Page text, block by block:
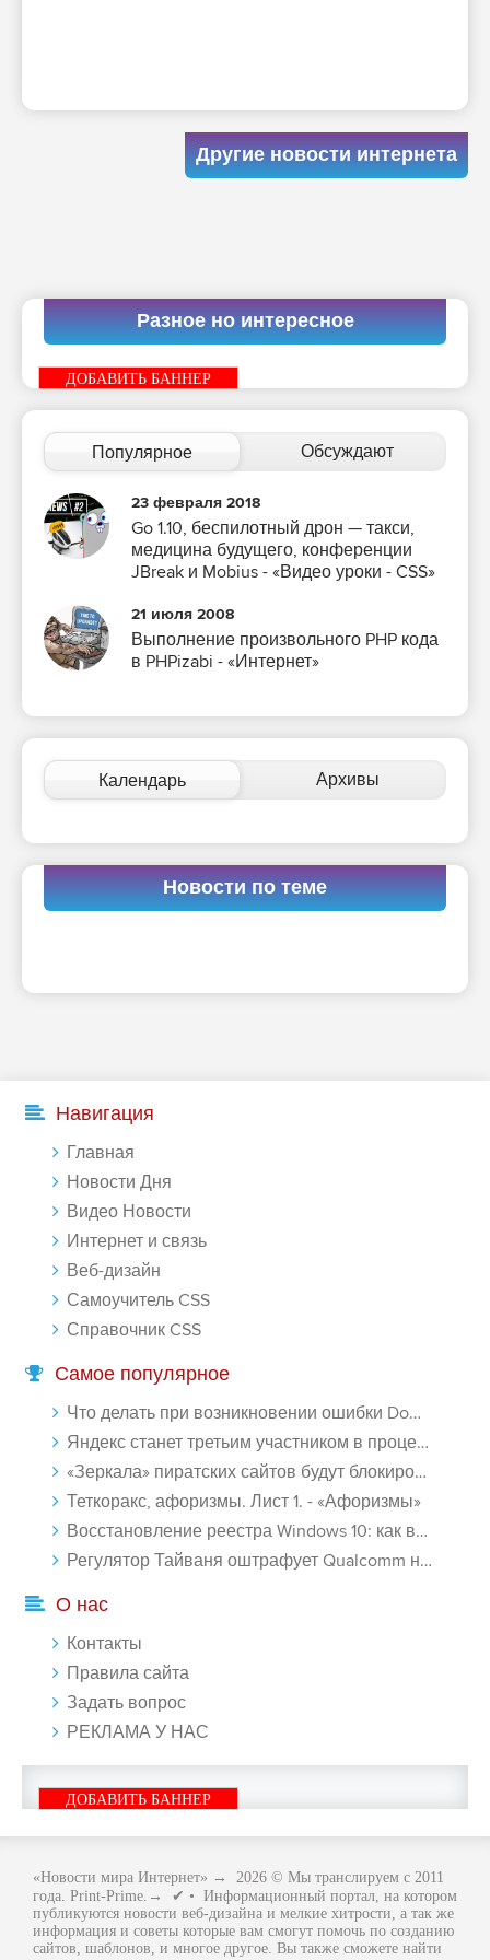
Другие новости интернета
Разное но интересное
ДОБАВИТЬ БАННЕР
Популярное Обсуждают
23 февраля 2018
Go 1.10, беспилотный дрон — такси,
медицина будущего, конференции
JBreak и Mobius - «Видео уроки - CSS»
21 июля 2008
Выполнение произвольного PHP кода
в PHPizabi - «Интернет»
Календарь Архивы
Новости по теме
Навигация
Главная
Новости Дня
Видео Новости
Интернет и связь
Веб-дизайн
Самоучитель CSS
Справочник CSS
Самое популярное
Что делать при возникновении ошибки Download interrupted в Chrome - «Windows»
Яндекс станет третьим участником в процессе ФАС против Google - «Интернет»
«Зеркала» пиратских сайтов будут блокироваться! - «Интернет»
Теткоракс, афоризмы. Лист 1. - «Афоризмы»
Восстановление реестра Windows 10: как восстановить реестр Виндовс 10 - «Windows»
Регулятор Тайваня оштрафует Qualcomm на $774 млн - «Новости сети»
О нас
Контакты
Правила сайта
Задать вопрос
РЕКЛАМА У НАС
ДОБАВИТЬ БАННЕР
«Новости мира Интернет» → 2026 © Мы транслируем с 2011
года. Print-Prime.→ ✔ • Информационный портал, на котором
публикуются новости веб-дизайна и мелкие хитрости, а так же
информация и советы которые вам смогут помочь по созданию
сайтов, шаблонов, и многое другое. Вы также сможете найти